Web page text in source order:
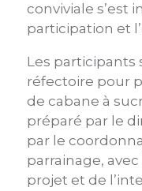
conviviale s’est
participation et
Les participants
réfectoire pour
de cabane à
préparé par le
par le
parrainage,
projet et de